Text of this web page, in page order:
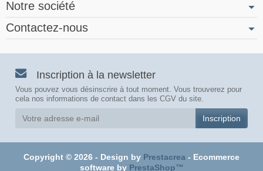
Notre société
Contactez-nous
Inscription à la newsletter
Vous pouvez vous désinscrire à tout moment. Vous trouverez pour
cela nos informations de contact dans les CGV du site.
Copyright © 2026 - Design by Prestacrea - Ecommerce
software by PrestaShop™